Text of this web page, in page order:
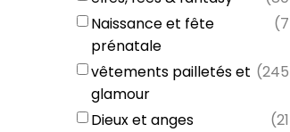
Naissance et fête
prénatale
(7
vêtements pailletés et
glamour
(245
Dieux et anges (21